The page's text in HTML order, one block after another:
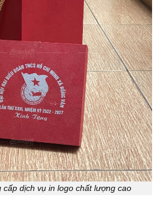
dịch vụ in logo chất lượng cao